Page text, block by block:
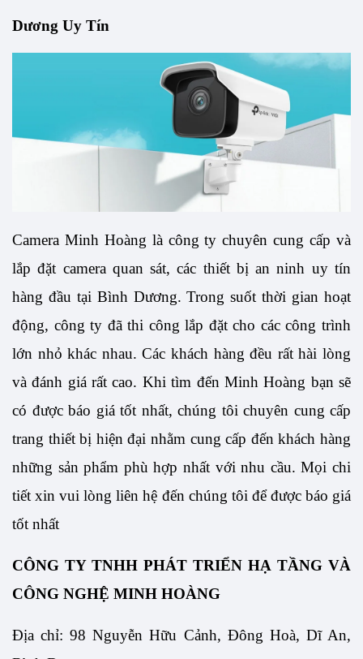
Dương Uy Tín
Camera Minh Hoàng là công ty chuyên cung cấp và
lắp đặt camera quan sát, các thiết bị an ninh uy tín
hàng đầu tại Bình Dương. Trong suốt thời gian hoạt
động, công ty đã thi công lắp đặt cho các công trình
lớn nhỏ khác nhau. Các khách hàng đều rất hài lòng
và đánh giá rất cao. Khi tìm đến Minh Hoàng bạn sẽ
có được báo giá tốt nhất, chúng tôi chuyên cung cấp
trang thiết bị hiện đại nhằm cung cấp đến khách hàng
những sản phẩm phù hợp nhất với nhu cầu. Mọi chi
tiết xin vui lòng liên hệ đến chúng tôi để được báo giá
tốt nhất
CÔNG TY TNHH PHÁT TRIỂN HẠ TẦNG VÀ
CÔNG NGHỆ MINH HOÀNG
Địa chỉ: 98 Nguyễn Hữu Cảnh, Đông Hoà, Dĩ An,